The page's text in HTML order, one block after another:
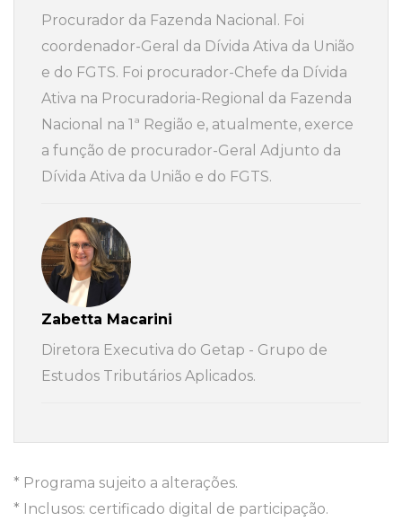
Procurador da Fazenda Nacional. Foi
coordenador-Geral da Dívida Ativa da União
e do FGTS. Foi procurador-Chefe da Dívida
Ativa na Procuradoria-Regional da Fazenda
Nacional na 1ª Região e, atualmente, exerce
a função de procurador-Geral Adjunto da
Dívida Ativa da União e do FGTS.
Zabetta Macarini
Diretora Executiva do Getap - Grupo de
Estudos Tributários Aplicados.
* Programa sujeito a alterações.
* Inclusos: certificado digital de participação.